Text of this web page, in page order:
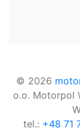
© 2026
o.o. Motorpol
tel.: +48 71